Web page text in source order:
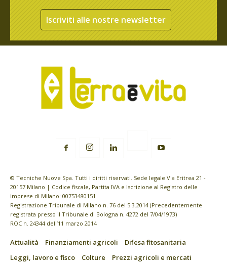
Iscriviti alle nostre newsletter
© Tecniche Nuove Spa. Tutti i diritti riservati. Sede legale Via Eritrea 21 -
20157 Milano | Codice fiscale, Partita IVA e Iscrizione al Registro delle
imprese di Milano: 00753480151
Registrazione Tribunale di Milano n. 76 del 5.3.2014 (Precedentemente
registrata presso il Tribunale di Bologna n. 4272 del 7/04/1973)
ROC n. 24344 dell’11 marzo 2014
Attualità Finanziamenti agricoli
Difesa fitosanitaria
Leggi, lavoro e fisco
Colture
Prezzi agricoli e mercati